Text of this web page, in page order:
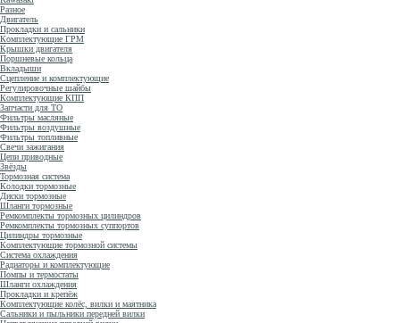
Разное
Двигатель
Прокладки и сальники
Комплектующие ГРМ
Крышки двигателя
Поршневые кольца
Вкладыши
Сцепление и комплектующие
Регулировочные шайбы
Комплектующие КПП
Запчасти для ТО
Фильтры масляные
Фильтры воздушные
Фильтры топливные
Свечи зажигания
Цепи приводные
Звёзды
Тормозная система
Колодки тормозные
Диски тормозные
Шланги тормозные
Ремкомплекты тормозных цилиндров
Ремкомплекты тормозных суппортов
Цилиндры тормозные
Комплектующие тормозной системы
Система охлаждения
Радиаторы и комплектующие
Помпы и термостаты
Шланги охлаждения
Прокладки и крепёж
Комплектующие колёс, вилки и маятника
Сальники и пыльники передней вилки